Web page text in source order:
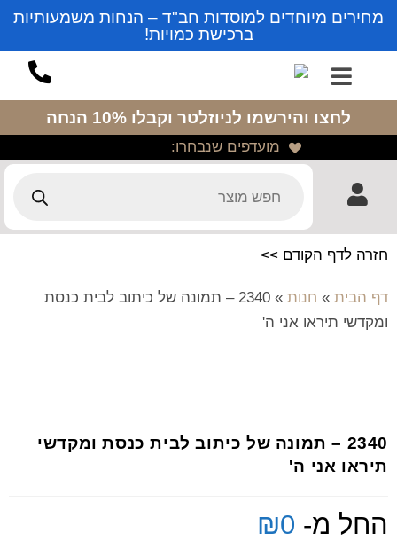
מחירים מיוחדים למוסדות חב"ד – הנחות משמעותיות
ברכישת כמויות!
לחצו והירשמו לניוזלטר וקבלו 10% הנחה
מועדפים שנבחרו:
חזרה לדף הקודם >>
דף הבית » חנות »
2340 – תמונה של כיתוב לבית כנסת
ומקדשי תיראו אני ה'
2340 – תמונה של כיתוב לבית כנסת ומקדשי
תיראו אני ה'
החל מ- ₪0